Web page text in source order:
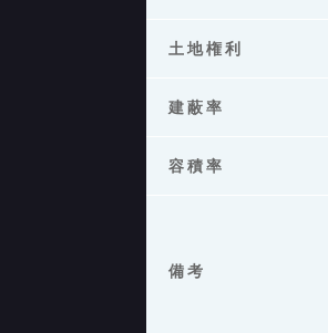
土地権利
建蔽率
容積率
備考